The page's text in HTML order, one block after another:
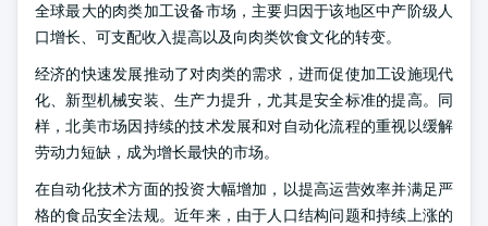
全球最大的肉类加工设备市场，主要归因于该地区中产阶级人
口增长、可支配收入提高以及向肉类饮食文化的转变。
经济的快速发展推动了对肉类的需求，进而促使加工设施现代
化、新型机械安装、生产力提升，尤其是安全标准的提高。同
样，北美市场因持续的技术发展和对自动化流程的重视以缓解
劳动力短缺，成为增长最快的市场。
在自动化技术方面的投资大幅增加，以提高运营效率并满足严
格的食品安全法规。近年来，由于人口结构问题和持续上涨的